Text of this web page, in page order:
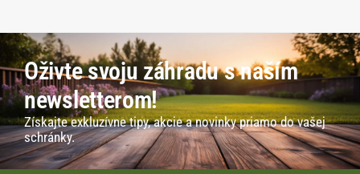
Oživte svoju záhradu s naším
newsletterom!
Získajte exkluzívne tipy, akcie a novinky priamo do vašej
schránky.